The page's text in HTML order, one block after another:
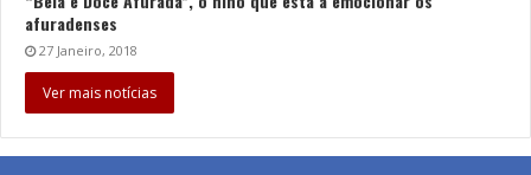
afuradenses
27 Janeiro, 2018
Ver mais notícias